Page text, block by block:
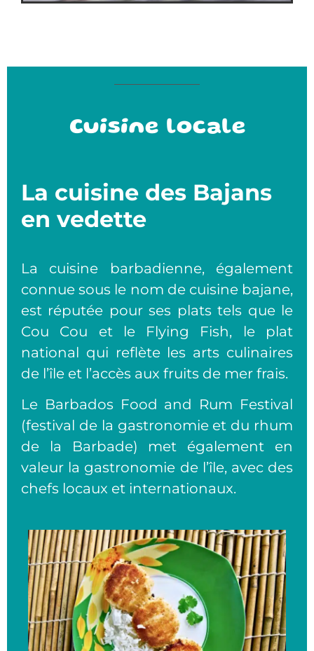
Cuisine locale
La cuisine des Bajans
en vedette
La cuisine barbadienne, également
connue sous le nom de cuisine bajane,
est réputée pour ses plats tels que le
Cou Cou et le Flying Fish, le plat
national qui reflète les arts culinaires
de l’île et l’accès aux fruits de mer frais.
Le Barbados Food and Rum Festival
(festival de la gastronomie et du rhum
de la Barbade) met également en
valeur la gastronomie de l’île, avec des
chefs locaux et internationaux.